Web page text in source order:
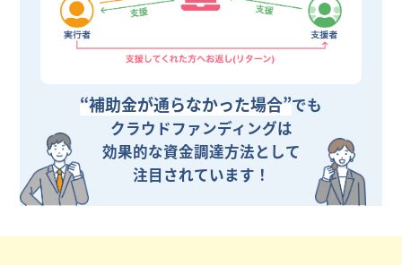
“補助金が通らなかった場合”でも
クラウドファンディングは
効果的な資金調達方法として
注目されています！